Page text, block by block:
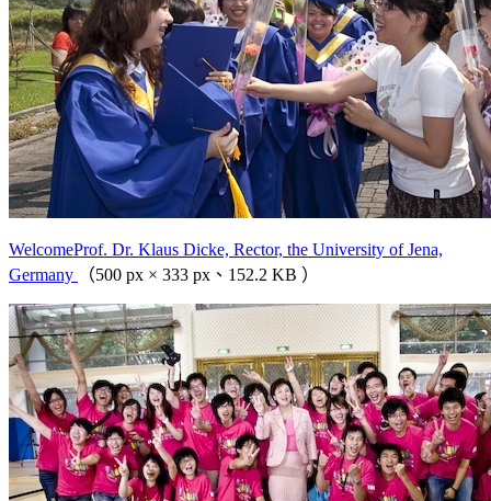
WelcomeProf. Dr. Klaus Dicke, Rector, the University of Jena,
Germany
（500 px × 333 px、152.2 KB ）